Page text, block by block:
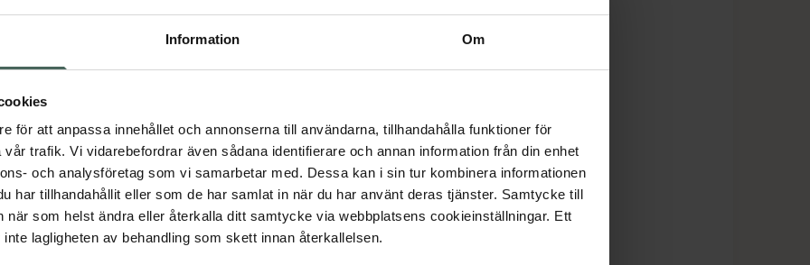
Information Om
för att anpassa innehållet och annonserna till användarna, tillhandahålla funktioner för
trafik. Vi vidarebefordrar även sådana identifierare och annan information från din enhet
och analysföretag som vi samarbetar med. Dessa kan i sin tur kombinera informationen
har tillhandahållit eller som de har samlat in när du har använt deras tjänster. Samtycke till
när som helst ändra eller återkalla ditt samtycke via webbplatsens cookieinställningar. Ett
lagligheten av behandling som skett innan återkallelsen.
att använda och
Innehåller 15
Visa